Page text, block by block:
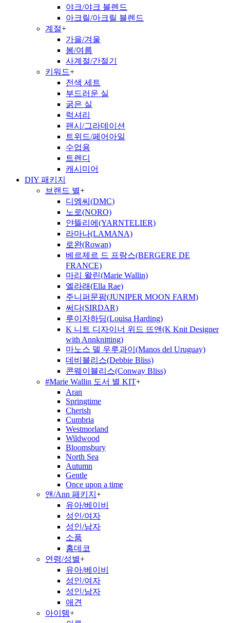
야크/야크 블렌드
아크릴/아크릴 블렌드
계절+
가을/겨울
봄/여름
사계절/간절기
키워드+
전색 세트
부드러운 실
굵은 실
럭셔리
팬시/그라데이션
트위드/페어아일
수업용
트렌디
캐시미어
DIY 패키지
브랜드 별+
디엠씨(DMC)
노로(NORO)
얀뜰리에(YARNTELIER)
라마나(LAMANA)
로완(Rowan)
베르제르 드 프랑스(BERGERE DE
FRANCE)
마리 왈린(Marie Wallin)
엘라래(Ella Rae)
주니퍼문팜(JUNIPER MOON FARM)
써다(SIRDAR)
루이자하딩(Louisa Harding)
K 니트 디자이너 위드 뜨앤(K Knit Designer
with Annknitting)
마노스 델 우루과이(Manos del Uruguay)
데비블리스(Debbie Bliss)
콘웨이블리스(Conway Bliss)
#Marie Wallin 도서 별 KIT+
Aran
Springtime
Cherish
Cumbria
Westmorland
Wildwood
Bloomsbury
North Sea
Autumn
Gentle
Once upon a time
앤/Ann 패키지 +
유아/베이비
성인/여자
성인/남자
소품
홈데코
연령/성별+
유아/베이비
성인/여자
성인/남자
애견
아이템+